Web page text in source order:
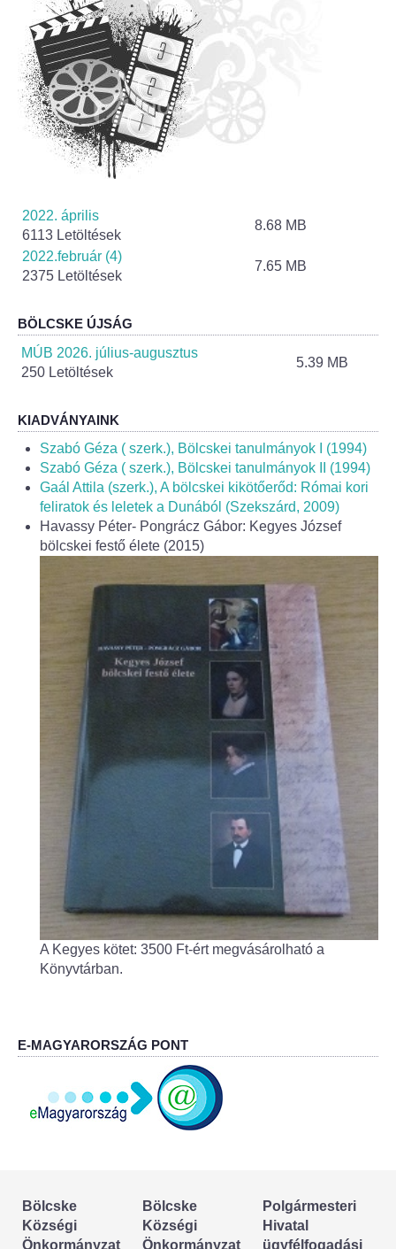
2024. évi általános választások
Választópolgároknak
Jelölteknek
Korábbi választások
Az országgyűlési képviselők 2026. április 12-i
2022. április
6113 Letöltések
8.68 MB
2022.február (4)
2375 Letöltések
7.65 MB
BÖLCSKE ÚJSÁG
MÚB 2026. július-augusztus
250 Letöltések
5.39 MB
KIADVÁNYAINK
Szabó Géza ( szerk.), Bölcskei tanulmányok I (1994)
Szabó Géza ( szerk.), Bölcskei tanulmányok II (1994)
Gaál Attila (szerk.), A bölcskei kikötőerőd: Római kori
feliratok és leletek a Dunából (Szekszárd, 2009)
Havassy Péter- Pongrácz Gábor: Kegyes József
bölcskei festő élete (2015)
A Kegyes kötet: 3500 Ft-ért megvásárolható a
Könyvtárban.
E-MAGYARORSZÁG PONT
Bölcske
Községi
Önkormányzat
Bölcske
Községi
Önkormányzat
Polgármesteri
Hivatal
ügyfélfogadási